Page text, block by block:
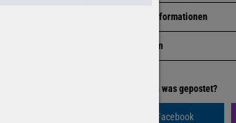
Herstellerinformationen
Bewertungen
Facebook